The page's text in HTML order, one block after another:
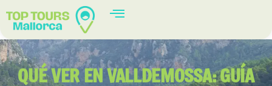
QUÉ VER EN VALLDEMOSSA: GUÍA